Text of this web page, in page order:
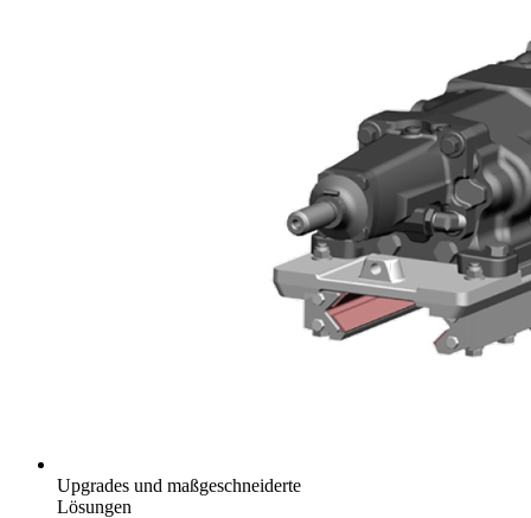
Upgrades und maßgeschneiderte
Lösungen